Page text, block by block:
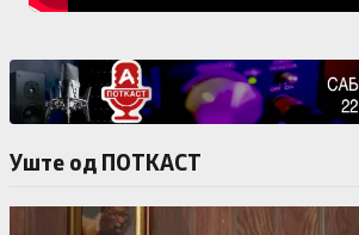
Уште од ПОТКАСТ